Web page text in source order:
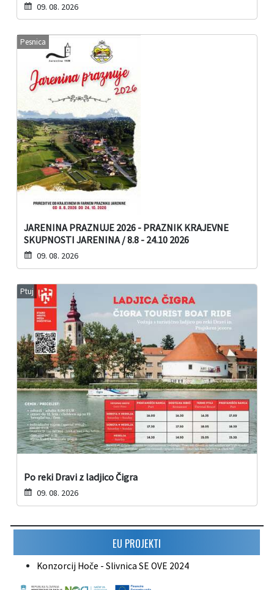
09. 08. 2026
Pesnica
JARENINA PRAZNUJE 2026 - PRAZNIK KRAJEVNE
SKUPNOSTI JARENINA / 8.8 - 24.10 2026
09. 08. 2026
Ptuj
Po reki Dravi z ladjico Čigra
09. 08. 2026
EU PROJEKTI
Konzorcij Hoče - Slivnica SE OVE 2024